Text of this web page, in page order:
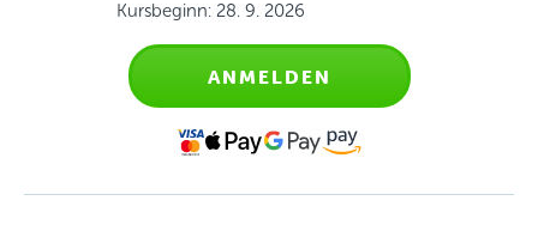
Kursbeginn: 28. 9. 2026
ANMELDEN